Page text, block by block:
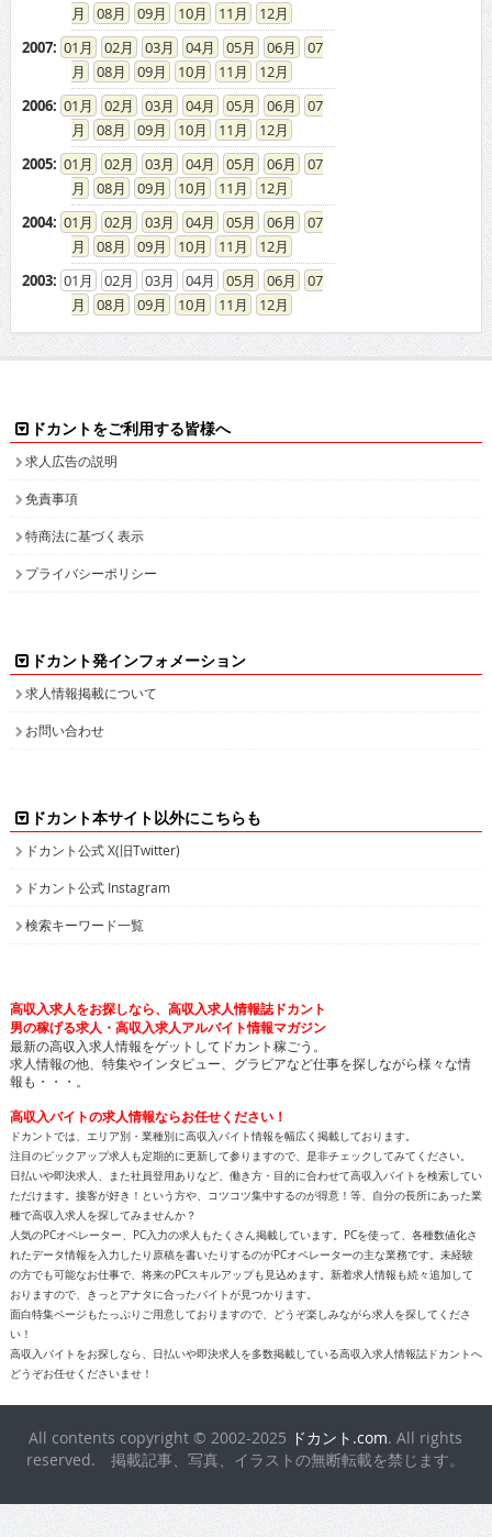
08
09 10 11
12
2007: 01 02 03 04 05 06
07
08
09 10 11
12
2006: 01 02 03 04 05 06
07
08
09 10 11
12
2005: 01 02 03 04 05 06
07
08
09 10 11
12
2004: 01 02 03 04 05 06
07
08
09 10 11
12
2003: 01 02 03 04 05 06
07
08
09 10 11 12
ドカントをご利用する皆様へ
求人広告の説明
免責事項
特商法に基づく表示
プライバシーポリシー
ドカント発インフォメーション
求人情報掲載について
お問い合わせ
ドカント本サイト以外にこちらも
ドカント公式 X(旧Twitter)
ドカント公式 Instagram
検索キーワード一覧
高収入求人をお探しなら、高収入求人情報誌ドカント
男の稼げる求人・高収入求人アルバイト情報マガジン
最新の高収入求人情報をゲットしてドカント稼ごう。
求人情報の他、特集やインタビュー、グラビアなど仕事を探しながら様々な情
報も・・・。
高収入バイトの求人情報ならお任せください！
ドカントでは、エリア別・業種別に高収入バイト情報を幅広く掲載しております。
注目のピックアップ求人も定期的に更新して参りますので、是非チェックしてみてください。
日払いや即決求人、また社員登用ありなど、働き方・目的に合わせて高収入バイトを検索してい
ただけます。接客が好き！という方や、コツコツ集中するのが得意！等、自分の長所にあった業
種で高収入求人を探してみませんか？
人気のPCオペレーター、PC入力の求人もたくさん掲載しています。PCを使って、各種数値化さ
れたデータ情報を入力したり原稿を書いたりするのがPCオペレーターの主な業務です。未経験
の方でも可能なお仕事で、将来のPCスキルアップも見込めます。新着求人情報も続々追加して
おりますので、きっとアナタに合ったバイトが見つかります。
面白特集ページもたっぷりご用意しておりますので、どうぞ楽しみながら求人を探してくださ
い！
高収入バイトをお探しなら、日払いや即決求人を多数掲載している高収入求人情報誌ドカントへ
どうぞお任せくださいませ！
All contents copyright © 2002-2025 ドカント.com. All rights
reserved. 掲載記事、写真、イラストの無断転載を禁じます。